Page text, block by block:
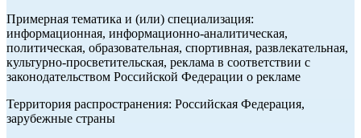
Примерная тематика и (или) специализация:
информационная, информационно-аналитическая,
политическая, образовательная, спортивная, развлекательная,
культурно-просветительская, реклама в соответствии с
законодательством Российской Федерации о рекламе
Территория распространения: Российская Федерация,
зарубежные страны